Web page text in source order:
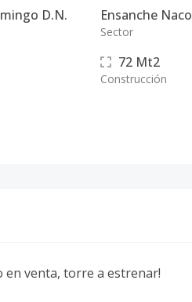
D.N. Ensanche Naco
Sector
72 Mt2
Construcción
en venta, torre a estrenar!